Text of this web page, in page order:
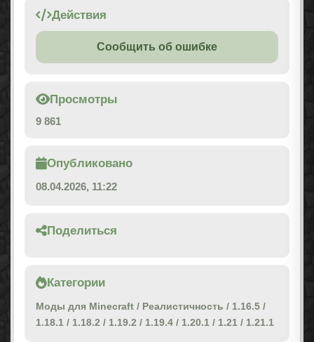
Действия
Сообщить об ошибке
Просмотры
9 861
Опубликовано
08.04.2026, 11:22
Поделиться
Категории
Моды для Minecraft / Реалистичность / 1.16.5 /
1.18.1 / 1.18.2 / 1.19.2 / 1.19.4 / 1.20.1 / 1.21 / 1.21.1